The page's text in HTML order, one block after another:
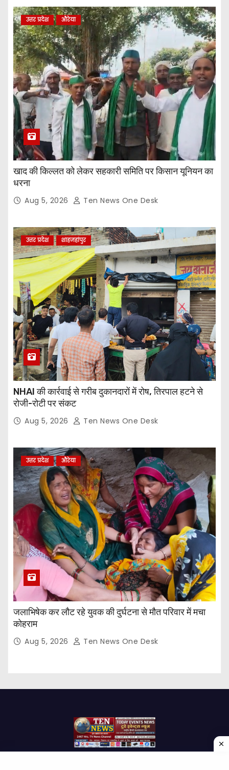
उत्तर प्रदेश औरेया
खाद की किल्लत को लेकर सहकारी समिति पर किसान यूनियन का
धरना
Aug 5, 2026 Ten News One Desk
उत्तर प्रदेश शाहजहांपुर
NHAI की कार्रवाई से गरीब दुकानदारों में रोष, तिरपाल हटने से
रोजी-रोटी पर संकट
Aug 5, 2026 Ten News One Desk
उत्तर प्रदेश औरेया
जलाभिषेक कर लौट रहे युवक की दुर्घटना से मौत परिवार में मचा
कोहराम
Aug 5, 2026 Ten News One Desk